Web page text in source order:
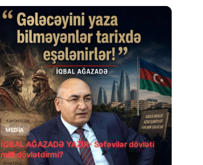
MEDİA
İQBAL AĞAZADƏ YAZIR- Səfəvilər dövləti
milli dövlətdirmi?